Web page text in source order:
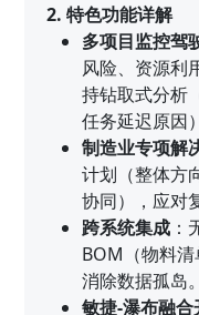
2. 特色功能详解
多项目监控驾
风险、资源利
持钻取式分析
任务延迟原因
制造业专项解
计划（整体方
协同），应对
跨系统集成 ：
BOM（物料清
消除数据孤岛。
敏捷-瀑布融合